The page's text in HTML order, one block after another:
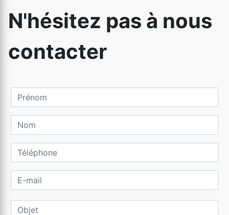
N'hésitez pas à nous
contacter